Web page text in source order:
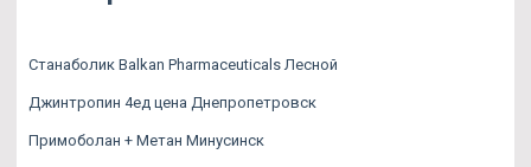
Станаболик Balkan Pharmaceuticals Лесной
Джинтропин 4ед цена Днепропетровск
Примоболан + Метан Минусинск